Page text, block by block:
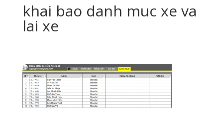
khai bao danh muc xe va
lai xe